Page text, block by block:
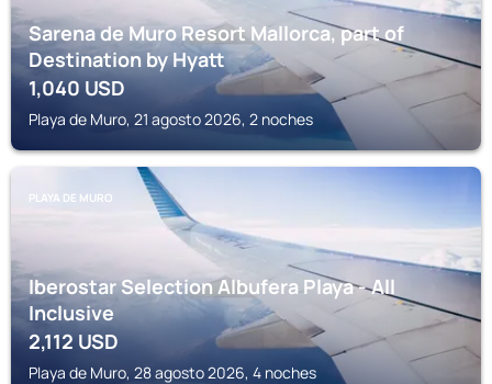
Sarena de Muro Resort Mallorca, part of
Destination by Hyatt
1,040USD
Playa de Muro, 21 agosto 2026, 2 noches
PLAYA DE MURO
Iberostar Selection Albufera Playa - All
Inclusive
2,112USD
Playa de Muro, 28 agosto 2026, 4 noches